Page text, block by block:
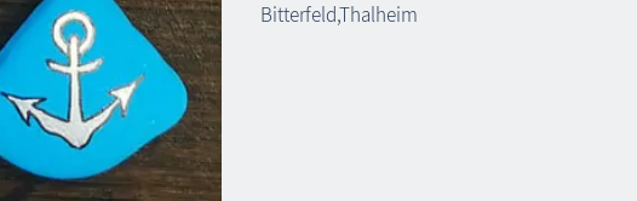
Bitterfeld,Thalheim